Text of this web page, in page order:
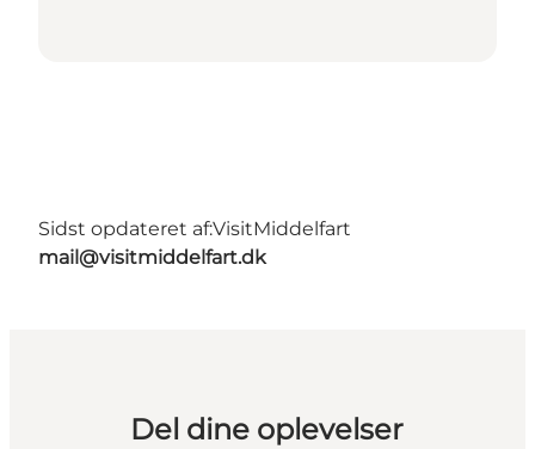
Sidst opdateret af:VisitMiddelfart
mail@visitmiddelfart.dk
Del dine oplevelser